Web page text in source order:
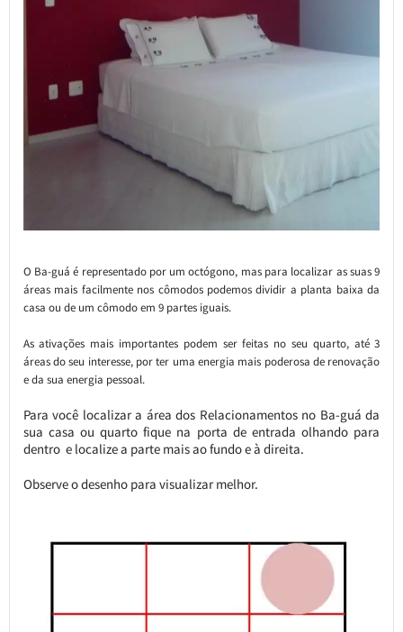
O Ba-guá é representado por um octógono, mas para localizar as suas 9
áreas mais facilmente nos cômodos podemos dividir a planta baixa da
casa ou de um cômodo em 9 partes iguais.
As ativações mais importantes podem ser feitas no seu quarto, até 3
áreas do seu interesse, por ter uma energia mais poderosa de renovação
e da sua energia pessoal.
Para você localizar a área dos Relacionamentos no Ba-guá da
sua casa ou quarto fique na porta de entrada olhando para
dentro e localize a parte mais ao fundo e à direita.
Observe o desenho para visualizar melhor.